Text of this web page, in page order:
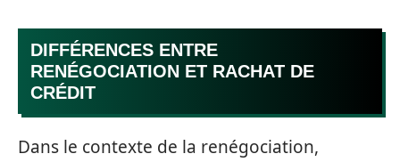
DIFFÉRENCES ENTRE
RENÉGOCIATION ET RACHAT DE
CRÉDIT
Dans le contexte de la renégociation,